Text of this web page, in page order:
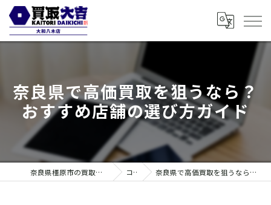
奈良県で高価買取を狙うなら？
おすすめ店舗の選び方ガイド
奈良県橿原市の買取なら買取大吉 大和八木店 コラム 奈良県で高価買取を狙うなら？おすすめ店舗の選び方ガイド